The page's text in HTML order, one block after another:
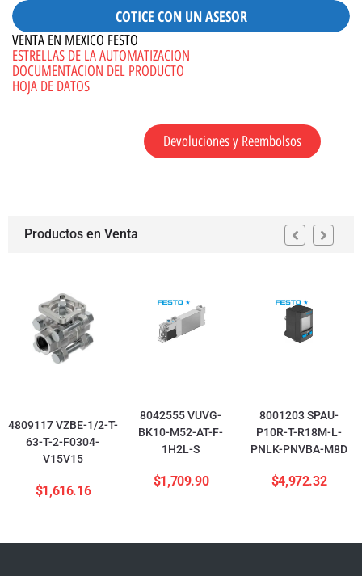
COTICE CON UN ASESOR
VENTA EN MEXICO FESTO
ESTRELLAS DE LA AUTOMATIZACION
DOCUMENTACION DEL PRODUCTO
HOJA DE DATOS
Devoluciones y Reembolsos
Productos en Venta
4809117 VZBE-1/2-T-
63-T-2-F0304-
V15V15
$1,616.16
8042555 VUVG-
BK10-M52-AT-F-
1H2L-S
$1,709.90
8001203 SPAU-
P10R-T-R18M-L-
PNLK-PNVBA-M8D
$4,972.32